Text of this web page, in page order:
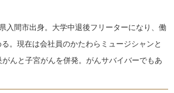
入間市出身。大学中退後フリーターになり、働
。現在は会社員のかたわらミュージシャンと
がんと子宮がんを併発。がんサバイバーでもあ